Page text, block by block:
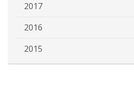
2017
2016
2015